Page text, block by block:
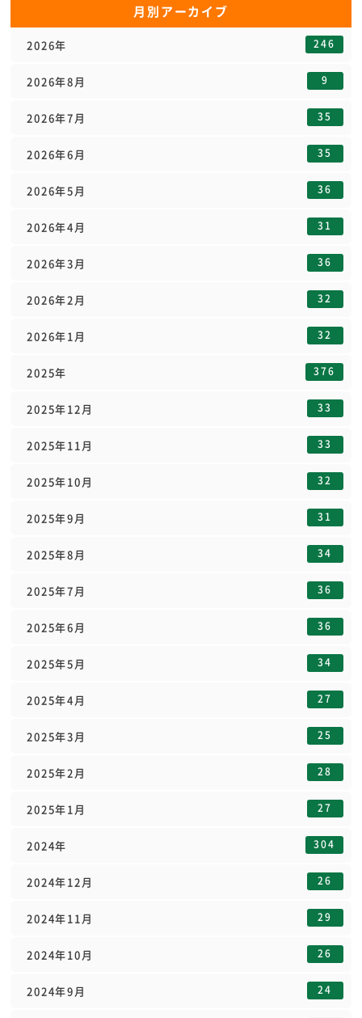
月別アーカイブ
2026年 246
2026年8月 9
2026年7月 35
2026年6月 35
2026年5月 36
2026年4月 31
2026年3月 36
2026年2月 32
2026年1月 32
2025年 376
2025年12月 33
2025年11月 33
2025年10月 32
2025年9月 31
2025年8月 34
2025年7月 36
2025年6月 36
2025年5月 34
2025年4月 27
2025年3月 25
2025年2月 28
2025年1月 27
2024年 304
2024年12月 26
2024年11月 29
2024年10月 26
2024年9月 24